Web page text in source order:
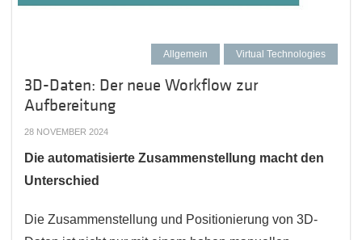
Allgemein Virtual Technologies
3D-Daten: Der neue Workflow zur
Aufbereitung
28 NOVEMBER 2024
Die automatisierte Zusammenstellung macht den
Unterschied
Die Zusammenstellung und Positionierung von 3D-